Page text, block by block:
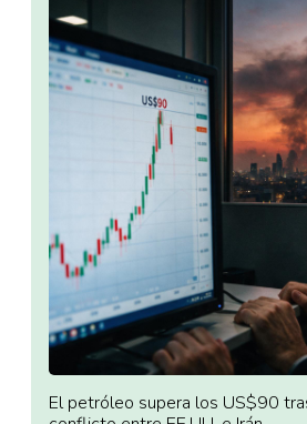
El petróleo supera los US$90